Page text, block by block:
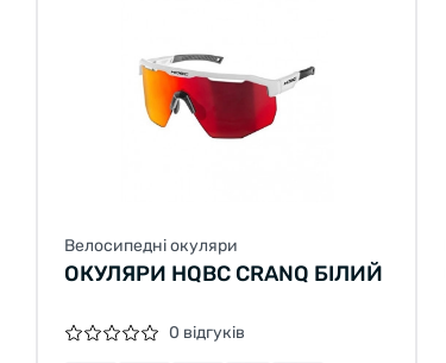
Велосипедні окуляри
ОКУЛЯРИ HQBC CRANQ БІЛИЙ
0 відгуків